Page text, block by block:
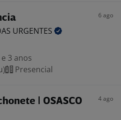
6 ago
URGENTES
3 anos
Presencial
| OSASCO 4 ago